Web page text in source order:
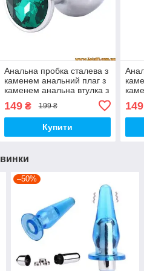
Анальна пробка сталева з
каменем анальний плаг з
каменем анальна втулка з
кристалом метал залізна
149₴ 199 ₴
Купити
149
–50%